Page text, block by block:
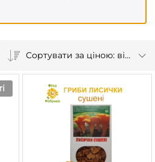
Сортувати за ціною: від нижчої до вищої